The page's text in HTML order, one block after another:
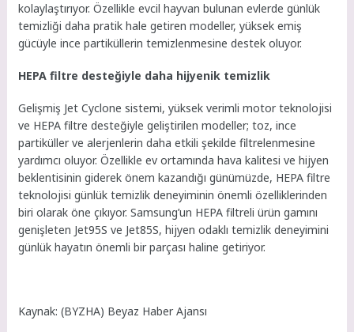
kolaylaştırıyor. Özellikle evcil hayvan bulunan evlerde günlük
temizliği daha pratik hale getiren modeller, yüksek emiş
gücüyle ince partiküllerin temizlenmesine destek oluyor.
HEPA filtre desteğiyle daha hijyenik temizlik
Gelişmiş Jet Cyclone sistemi, yüksek verimli motor teknolojisi
ve HEPA filtre desteğiyle geliştirilen modeller; toz, ince
partiküller ve alerjenlerin daha etkili şekilde filtrelenmesine
yardımcı oluyor. Özellikle ev ortamında hava kalitesi ve hijyen
beklentisinin giderek önem kazandığı günümüzde, HEPA filtre
teknolojisi günlük temizlik deneyiminin önemli özelliklerinden
biri olarak öne çıkıyor. Samsung’un HEPA filtreli ürün gamını
genişleten Jet95S ve Jet85S, hijyen odaklı temizlik deneyimini
günlük hayatın önemli bir parçası haline getiriyor.
Kaynak: (BYZHA) Beyaz Haber Ajansı